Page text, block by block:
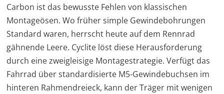
Carbon ist das bewusste Fehlen von klassischen
Montageösen. Wo früher simple Gewindebohrungen
Standard waren, herrscht heute auf dem Rennrad
gähnende Leere. Cyclite löst diese Herausforderung
durch eine zweigleisige Montagestrategie. Verfügt das
Fahrrad über standardisierte M5-Gewindebuchsen im
hinteren Rahmendreieck, kann der Träger mit wenigen